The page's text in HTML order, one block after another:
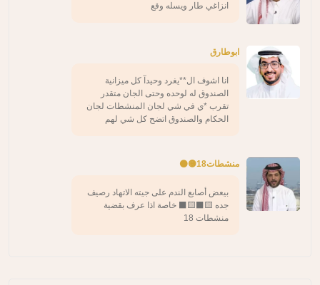
انزاغي طار ويسله وقع
ابوطارق
انا اشوف ال**يغرد وحيدآ كل ميزانية
الصندوق له لوحده وحتى الجان متقدر
تقرب *ي في شي لجان المنشطات لجان
الحكام والصندوق اتضح كل شي لهم
منشطات18🟡⚫️
بيعض أصابع الندم على جيته الاتهاد رصيف
جده 🟨⬛️🟨⬛️ خاصة اذا عرف بقضية
منشطات 18